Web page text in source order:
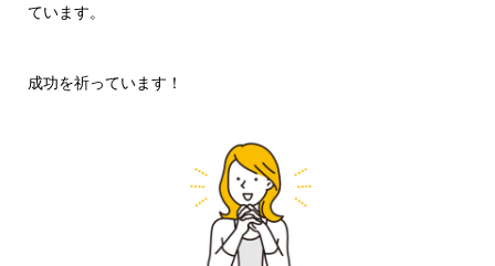
ています。
成功を祈っています！